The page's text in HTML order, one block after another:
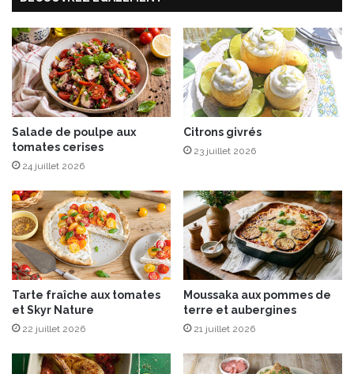
a
r
o
t
t
e
Salade de poulpe aux
tomates cerises
24 juillet 2026
Citrons givrés
23 juillet 2026
Tarte fraîche aux tomates
et Skyr Nature
22 juillet 2026
Moussaka aux pommes de
terre et aubergines
21 juillet 2026